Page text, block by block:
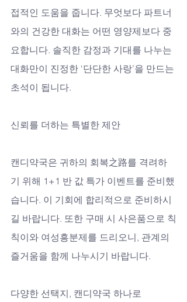
접적인 도움을 줍니다. 무엇보다 파트너
와의 건강한 대화는 어떤 영양제보다 중
요합니다. 솔직한 감정과 기대를 나누는
대화만이 진정한 ‘단단한 사랑’을 만드는
초석이 됩니다.
신뢰를 더하는 특별한 제안
캔디약국은 귀하의 회복之路를 격려하
기 위해 1+1 반 값 특가 이벤트를 준비했
습니다. 이 기회에 합리적으로 준비하시
길 바랍니다. 또한 구매 시 사은품으로 칙
칙이와 여성흥분제를 드리오니, 관계의
즐거움을 함께 나누시기 바랍니다.
다양한 선택지, 캔디약국 하나로